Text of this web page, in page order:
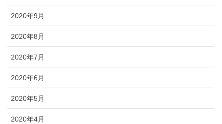
2020年9月
2020年8月
2020年7月
2020年6月
2020年5月
2020年4月